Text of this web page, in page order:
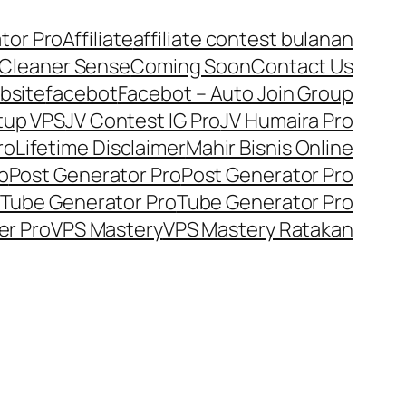
ProAffiliateaffiliate contest bulanan
SenseComing SoonContact Us
facebotFacebot – Auto Join Group
VPSJV Contest IG ProJV Humaira Pro
Lifetime DisclaimerMahir Bisnis Online
Post Generator ProPost Generator Pro
Tube Generator ProTube Generator Pro
ProVPS MasteryVPS Mastery Ratakan